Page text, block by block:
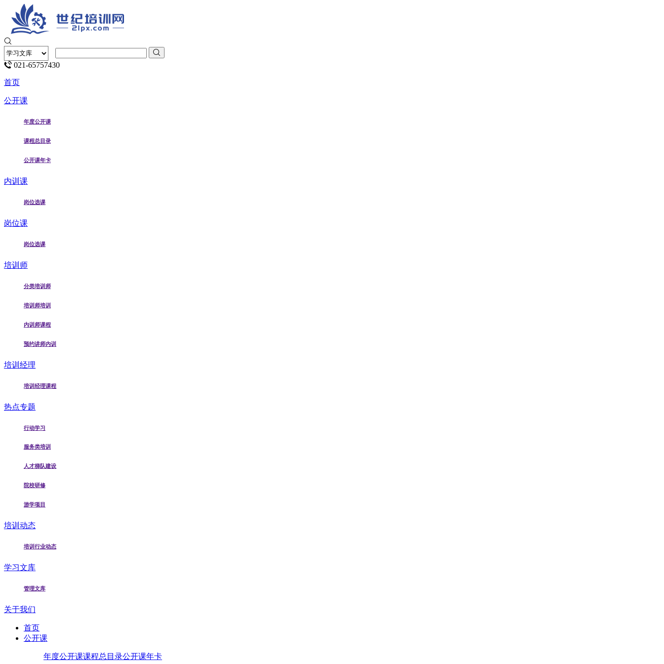
021-65757430
首页
公开课
年度公开课
课程总目录
公开课年卡
内训课
岗位选课
岗位课
岗位选课
培训师
分类培训师
培训师培训
内训师课程
预约讲师内训
培训经理
培训经理课程
热点专题
行动学习
服务类培训
人才梯队建设
院校研修
游学项目
培训动态
培训行业动态
学习文库
管理文库
关于我们
首页
公开课
年度公开课课程总目录公开课年卡